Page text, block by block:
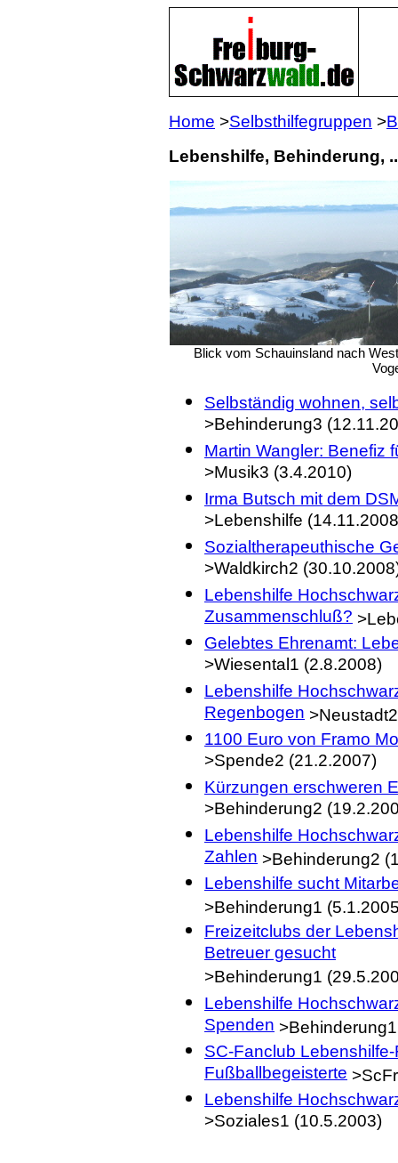
Home >Selbsthilfegruppen >
Lebenshilfe, Behinderung,
Blick vom Schauinsland nach
Selbständig wohnen,
>Behinderung3
Martin Wangler: Benefiz
>Musik3 (3.4.2010)
Irma Butsch mit dem
>Lebenshilfe
Sozialtherapeuthische
>Waldkirch2
Lebenshilfe
Zusammenschluß?
Gelebtes Ehrenamt:
>Wiesental1 (2.8.2008)
Lebenshilfe
Regenbogen
1100 Euro von Framo
>Spende2 (21.2.2007)
Kürzungen erschweren
>Behinderung2
Lebenshilfe
Zahlen >Behinderung2
Lebenshilfe sucht
>Behinderung1
Freizeitclubs der
Betreuer gesucht
>Behinderung1
Lebenshilfe
Spenden
SC-Fanclub
Fußballbegeisterte
Lebenshilfe
>Soziales1 (10.5.2003)